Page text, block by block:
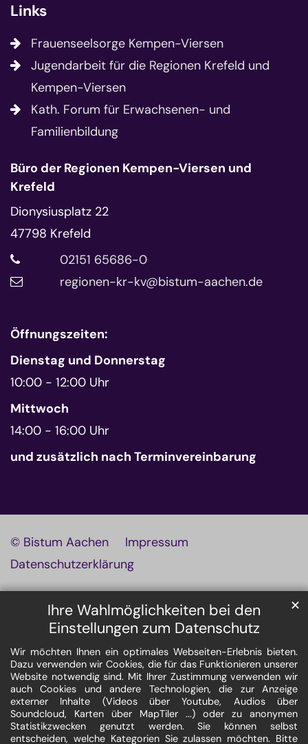
Ihre Wahlmöglichkeiten bei den
Einstellungen zum Datenschutz
Wir möchten Ihnen ein optimales Webseiten-Erlebnis bieten.
Dazu verwenden wir Cookies, die für das Funktionieren unserer
Website notwendig sind. Mit Ihrer Zustimmung verwenden wir
auch Cookies und andere Technologien, die zur Anzeige
externer Inhalte (Videos über Youtube, Audios über
Soundcloud, Karten über MapTiler ...) oder zu anonymen
Statistikzwecken genutzt werden. Sie können selbst
entscheiden, welche Kategorien Sie zulassen möchten. Bitte
✕
Links
Frauenseelsorge Kempen-Viersen
Jugendarbeit für die Regionen Krefeld und
Kempen-Viersen
Kath. Forum für Erwachsenen- und
Familienbildung
Büro der Regionen Kempen-Viersen und
Krefeld
Dionysiusplatz 22
47798 Krefeld
02151 65686-0
regionen-kr-kv@bistum-aachen.de
Öffnungszeiten:
Dienstag und Donnerstag
10:00 - 12:00 Uhr
Mittwoch
14:00 - 16:00 Uhr
und zusätzlich nach Terminvereinbarung
© Bistum Aachen
Impressum
Datenschutzerklärung